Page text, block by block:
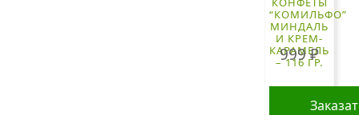
“КОМИЛЬФО”
МИНДАЛЬ
И КРЕМ-
КАРАМЕЛЬ
– 116 ГР.
999₽